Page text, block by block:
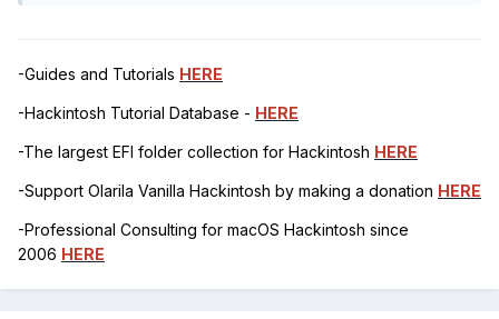
-Guides and Tutorials HERE
-Hackintosh Tutorial Database - HERE
-The largest EFI folder collection for Hackintosh HERE
-Support Olarila Vanilla Hackintosh by making a donation HERE
-Professional Consulting for macOS Hackintosh since
2006 HERE